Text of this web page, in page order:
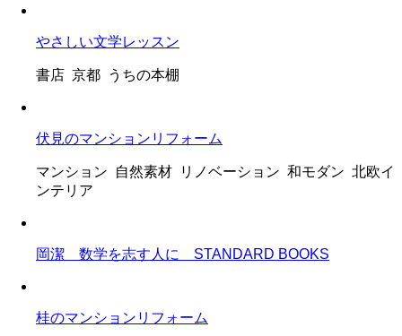
やさしい文学レッスン
書店 京都 うちの本棚
伏見のマンションリフォーム
マンション 自然素材 リノベーション 和モダン 北欧イ
ンテリア
岡潔 数学を志す人に STANDARD BOOKS
桂のマンションリフォーム